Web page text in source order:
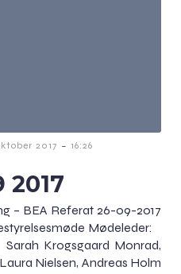
2017 - 16:26
2017
– BEA Referat 26-09-2017
Mødeleder:
Krogsgaard Monrad,
Nielsen, Andreas Holm